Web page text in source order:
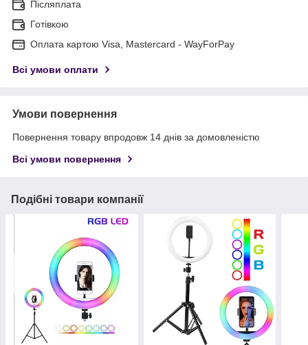
Післяплата
Готівкою
Оплата картою Visa, Mastercard - WayForPay
Всі умови оплати
Умови повернення
Повернення товару впродовж 14 днів за домовленістю
Всі умови повернення
Подібні товари компанії